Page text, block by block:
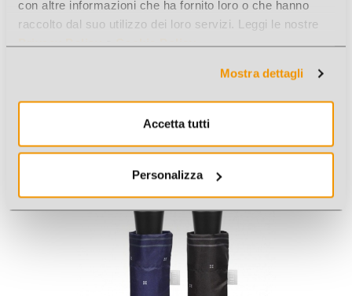
con altre informazioni che ha fornito loro o che hanno
raccolto dal suo utilizzo dei loro servizi. Leggi le nostre
Privacy PolicyeCookie Policy.
Mostra dettagli
Accetta tutti
Personalizza
OMBRELLO UOMO LUNGO 65CM GOLF GEOMETRICO
Cod. Art.: J26452